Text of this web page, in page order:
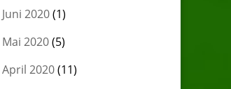
Juni 2020(1)
Mai 2020(5)
April 2020(11)